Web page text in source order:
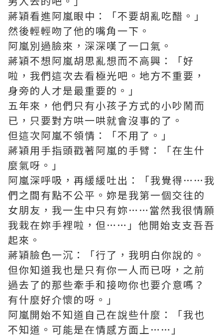
蔣穎看進阿嵐眼中：「不要胡亂吃醋。」
然後輕輕吻了他的嘴角一下。
阿嵐別過臉來，深深嘆了一口氣。
蔣穎不想阿嵐胡思亂想而不高興：「好
啦，我們這次去看極光吧。地方不重要，
身旁的人才是最重要的。」
五年來，他們只有小孩子方式的小吵鬧而
已，只要對方哄一哄就會沒事的了。
但這次阿嵐不領情：「不用了。」
蔣穎用手指頭戳著阿嵐的手臂：「在生什
麼氣呀。」
阿嵐深呼吸，再緩緩吐出：「我覺得……我
們之間有點不公平。妳是我第一個交往的
女朋友，我一生中只有妳……當然我很情願
我栽在妳手裡啦，但……」他開始支支吾吾
起來。
蔣穎臉色一沉：「行了，我明白你說的。
但你知道我也是只有你一人而已呀，之前
過去了的那些牽手和接吻你也要介意嗎？
有什麼好介懷的呀。」
阿嵐開始不知道自己在說些什麼：「我也
不知道。可能是在情感方面上……」